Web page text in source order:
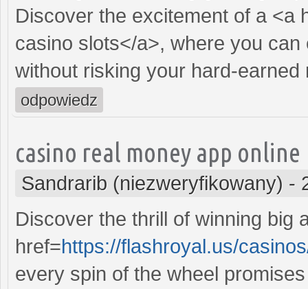
Discover the excitement of a <a
casino slots</a>, where you
without risking your hard-earned
odpowiedz
casino real money app online
Sandrarib (niezweryfikowany) -
Discover the thrill of winning big
href=https://flashroyal.us/
every spin of the wheel